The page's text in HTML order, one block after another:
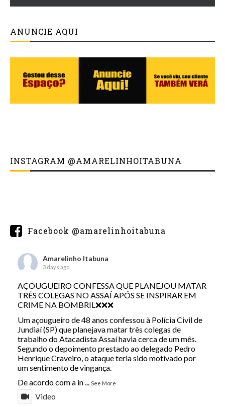
ANUNCIE AQUI
INSTAGRAM @AMARELINHOITABUNA
Facebook @amarelinhoitabuna
Amarelinho Itabuna
3 days ago
AÇOUGUEIRO CONFESSA QUE PLANEJOU MATAR
TRÊS COLEGAS NO ASSAÍ APÓS SE INSPIRAR EM
CRIME NA BOMBRIL❌❌❌
Um açougueiro de 48 anos confessou à Polícia Civil de
Jundiaí (SP) que planejava matar três colegas de
trabalho do Atacadista Assaí havia cerca de um mês.
Segundo o depoimento prestado ao delegado Pedro
Henrique Craveiro, o ataque teria sido motivado por
um sentimento de vingança.
De acordo com a in
See More
Video